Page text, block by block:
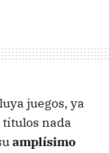
juegos, ya
nada
amplísimo